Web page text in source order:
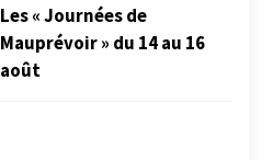
Les « Journées de
Mauprévoir » du 14 au 16
août